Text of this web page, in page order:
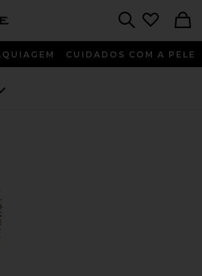
CUIDADOS COM A PELE
Beaute Classic Repair & Shine Brush Fine To